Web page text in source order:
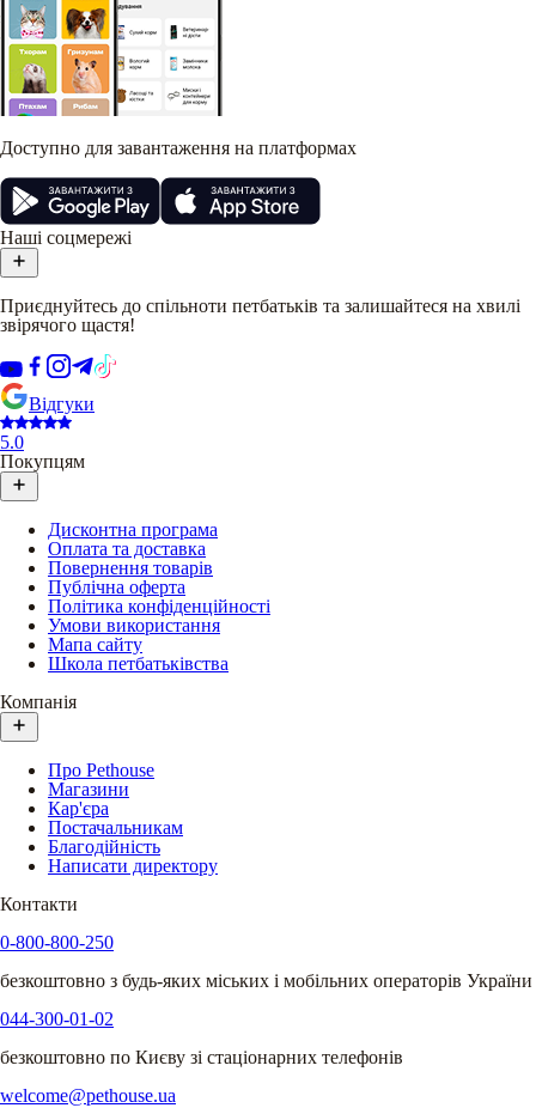
Доступно для завантаження на платформах
Наші соцмережі
Приєднуйтесь до спільноти петбатьків та залишайтеся на хвилі
звірячого щастя!
Відгуки
5.0
Покупцям
Дисконтна програма
Оплата та доставка
Повернення товарів
Публічна оферта
Політика конфіденційності
Умови використання
Мапа сайту
Школа петбатьківства
Компанія
Про Pethouse
Магазини
Кар'єра
Постачальникам
Благодійність
Написати директору
Контакти
0-800-800-250
безкоштовно з будь-яких міських і мобільних операторів України
044-300-01-02
безкоштовно по Києву зі стаціонарних телефонів
welcome@pethouse.ua